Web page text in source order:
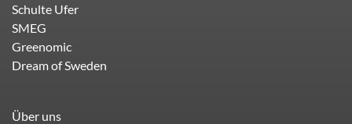
Schulte Ufer
SMEG
Greenomic
Dream of Sweden
Über uns